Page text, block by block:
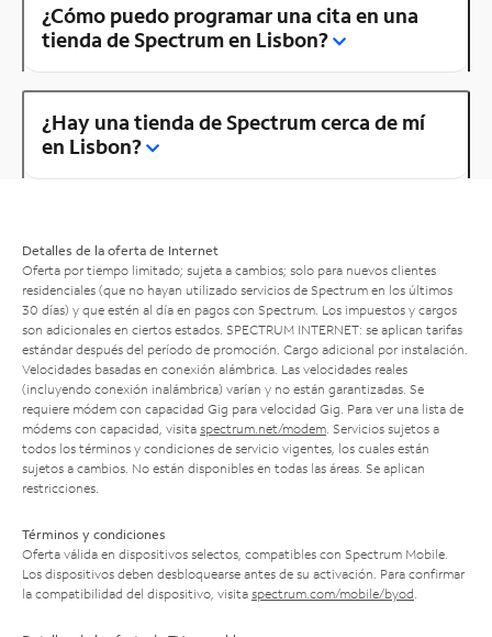
¿Cómo puedo programar una cita en una
tienda de Spectrum en Lisbon?
¿Hay una tienda de Spectrum cerca de mí
en Lisbon?
Detalles de la oferta de Internet
Oferta por tiempo limitado; sujeta a cambios; solo para nuevos clientes
residenciales (que no hayan utilizado servicios de Spectrum en los últimos
30 días) y que estén al día en pagos con Spectrum. Los impuestos y cargos
son adicionales en ciertos estados. SPECTRUM INTERNET: se aplican tarifas
estándar después del período de promoción. Cargo adicional por instalación.
Velocidades basadas en conexión alámbrica. Las velocidades reales
(incluyendo conexión inalámbrica) varían y no están garantizadas. Se
requiere módem con capacidad Gig para velocidad Gig. Para ver una lista de
módems con capacidad, visita spectrum.net/modem . Servicios sujetos a
todos los términos y condiciones de servicio vigentes, los cuales están
sujetos a cambios. No están disponibles en todas las áreas. Se aplican
restricciones.
Términos y condiciones
Oferta válida en dispositivos selectos, compatibles con Spectrum Mobile.
Los dispositivos deben desbloquearse antes de su activación. Para confirmar
la compatibilidad del dispositivo, visita spectrum.com/mobile/byod